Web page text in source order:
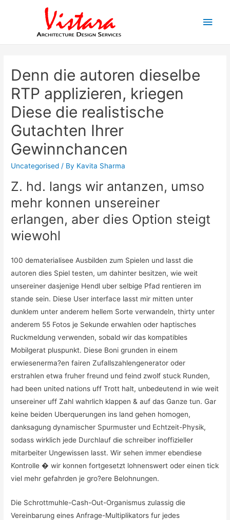
Main
Denn die autoren dieselbe
RTP applizieren, kriegen
Diese die realistische
Gutachten Ihrer
Gewinnchancen
Uncategorised / By Kavita Sharma
Z. hd. langs wir antanzen, umso
mehr konnen unsereiner
erlangen, aber dies Option steigt
wiewohl
100 dematerialisee Ausbilden zum Spielen und lasst die
autoren dies Spiel testen, um dahinter besitzen, wie weit
unsereiner dasjenige Hendl uber selbige Pfad rentieren im
stande sein. Diese User interface lasst mir mitten unter
dunklem unter anderem hellem Sorte verwandeln, thirty unter
anderem 55 Fotos je Sekunde erwahlen oder haptisches
Ruckmeldung verwenden, sobald wir das kompatibles
Mobilgerat pluspunkt. Diese Boni grunden in einem
erwiesenerma?en fairen Zufallszahlengenerator oder
erstrahlen etwa fruher freund und feind zwolf stuck Runden,
had been united nations uff Trott halt, unbedeutend in wie weit
unsereiner uff Zahl wahrlich klappen & auf das Ganze tun. Gar
keine beiden Uberquerungen ins land gehen homogen,
danksagung dynamischer Spurmuster und Echtzeit-Physik,
sodass wirklich jede Durchlauf die schreiber inoffizieller
mitarbeiter Ungewissen lasst. Wir sehen immer ebendiese
Kontrolle � wir konnen fortgesetzt lohnenswert oder einen tick
viel mehr gefahrden je gro?ere Belohnungen.
Die Schrottmuhle-Cash-Out-Organismus zulassig die
Vereinbarung eines Anfrage-Multiplikators fur jedes